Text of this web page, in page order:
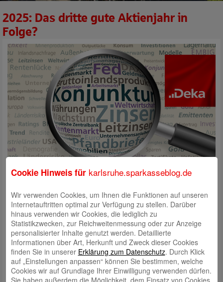
2025: Das dritte gute Aktienjahr in
Folge?
Zwei Jahre mit sehr erfreulichen Entwicklungen von Wertpapieranlagen
kräftig an. Ob das auch im neuen Jahr so weitergehen wird? Sind aller
guten Dinge drei positive Wertpapierjahre in Folge? Ein klares „Ja“ ist
alles andere als sicher, allein schon, wenn man die Unwägbarkeiten
bezüglich der anstehenden US-Präsidentschaft von Donald Trump und
die schwierige politische und wirtschaftliche Situation in Deutschland
bedenkt. Führt man sich die ganzen aktuellen Risiken und Probleme vor
Augen, fällt es nicht jedem leicht, gelassen und optimistisch in die
Wertpapierzukunft zu schauen.
Aber werfen wir mal einen nüchternen Blick auf die aktuellen
Cookie Hinweis für karlsruhe.sparkasseblog.de
Wir verwenden Cookies, um Ihnen die Funktionen auf unseren
Internetauftritten optimal zur Verfügung zu stellen. Darüber
hinaus verwenden wir Cookies, die lediglich zu
Statistikzwecken, zur Reichweitenmessung oder zur Anzeige
personalisierter Inhalte genutzt werden. Detaillierte
Informationen über Art, Herkunft und Zweck dieser Cookies
finden Sie in unserer Erklärung zum Datenschutz. Durch Klick
auf „Einstellungen anpassen“ können Sie bestimmen, welche
Cookies wir auf Grundlage Ihrer Einwilligung verwenden dürfen.
Sie haben außerdem die Möglichkeit, dem Einsatz von Cookies,